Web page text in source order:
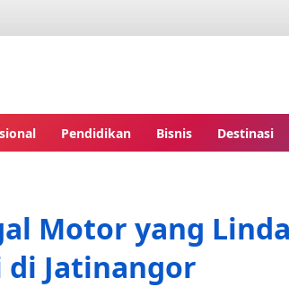
Pendidikan Bisnis Destinasi
Motor yang
di Jatinangor